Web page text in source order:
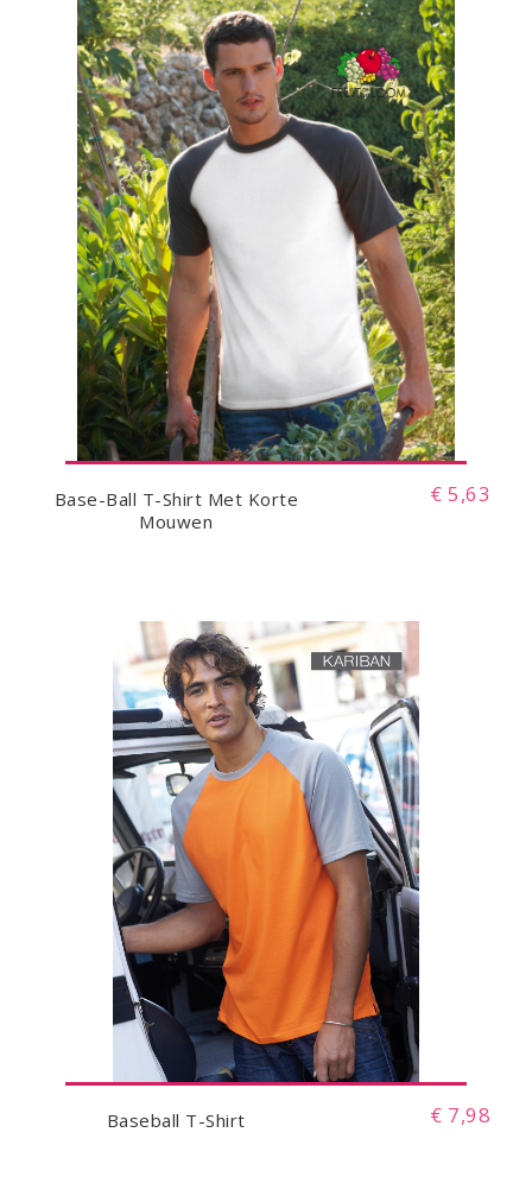
Base-Ball T-Shirt Met Korte
Mouwen
€ 5,63
Baseball T-Shirt € 7,98